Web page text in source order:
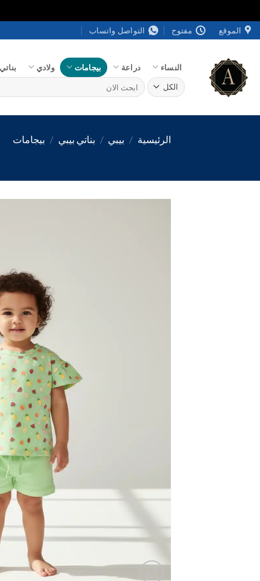
تخطي
للمحتوى
الموقع مفتوح التواصل واتساب
النساء دراعة بيجامات ولادي بناتي
البحث
عن:
الرئيسية / بيبي / بناتي بيبي / بيجامات